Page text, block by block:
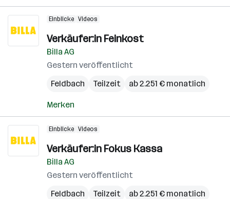
Einblicke Videos
Verkäufer:in Feinkost
Billa AG
Gestern veröffentlicht
Feldbach
Teilzeit ab 2.251 € monatlich
Merken
Einblicke Videos
Verkäufer:in Fokus Kassa
Billa AG
Gestern veröffentlicht
Feldbach
Teilzeit ab 2.251 € monatlich